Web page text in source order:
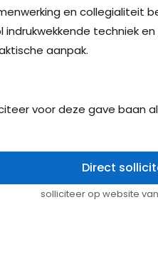
en collegialiteit
indrukwekkende techniek
aanpak.
voor deze gave baan
Direct
solliciteer op website